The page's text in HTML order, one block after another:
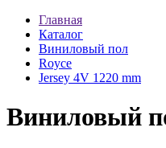
Главная
Каталог
Виниловый пол
Royce
Jersey 4V 1220 mm
Виниловый